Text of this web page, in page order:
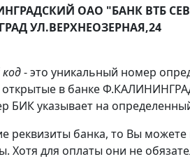
ОАО "БАНК ВТБ
УЛ.ВЕРХНЕОЗЕРНАЯ,24
- это уникальный номер
открытые в банке
БИК указывает на
реквизиты банка, то Вы
Хотя для оплаты они не